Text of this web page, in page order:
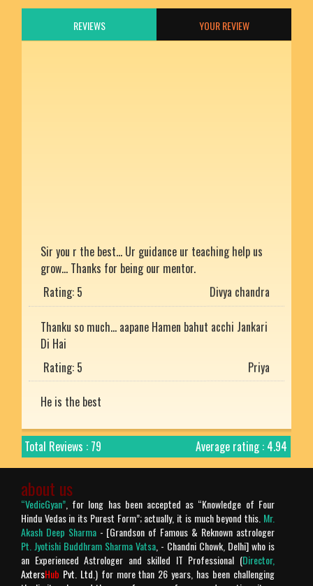
REVIEWS YOUR REVIEW
grow... Thanks for being our mentor.
Rating: 5
Di Hai
Rating: 5
Rating: 5
Nice article with detailed explanation.
Rating: 5
Arjun
Prachtig verteld en zo mooi uitgelegd. Bharat desh
ki jay ho!
Rating: 5
Chandra Makhan
Is géén Vedische "mythologie" het is geschiedenis!
Total Reviews : 79 Average rating : 4.94
about us
“VedicGyan” , for long has been accepted as “Knowledge of Four
Hindu Vedas in its Purest Form”; actually, it is much beyond this. Mr.
Akash Deep Sharma- [Grandson of Famous & Reknown astrologer
Pt. Jyotishi Buddhram Sharma Vatsa, - Chandni Chowk, Delhi] who is
an Experienced Astrologer and skilled IT Professional (Director,
AxtersHub Pvt. Ltd.) for more than 26 years, has been challenging